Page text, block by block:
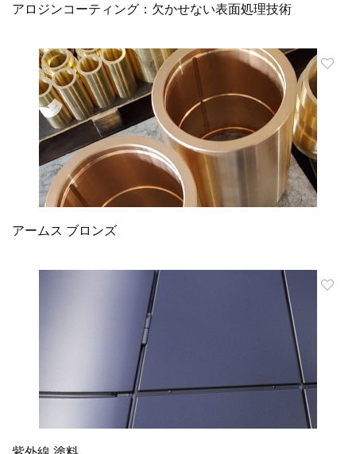
アロジンコーティング：欠かせない表面処理技術
アームス ブロンズ